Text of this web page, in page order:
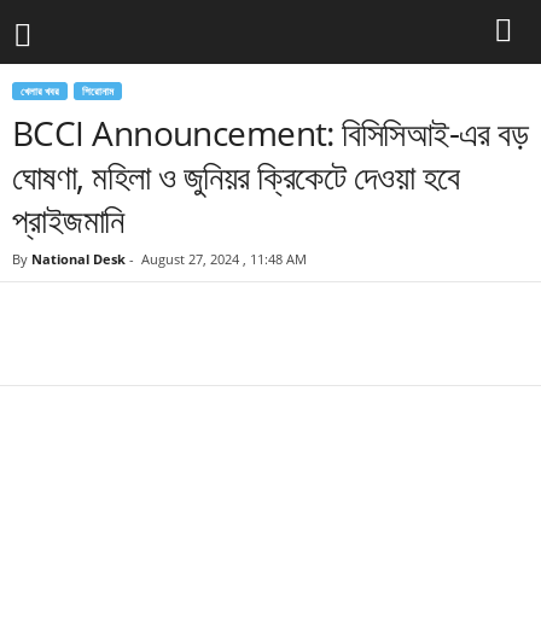
খেলার খবর শিরোনাম
BCCI Announcement: বিসিসিআই-এর বড়
ঘোষণা, মহিলা ও জুনিয়র ক্রিকেটে দেওয়া হবে
প্রাইজমানি
By National Desk - August 27, 2024 , 11:48 AM